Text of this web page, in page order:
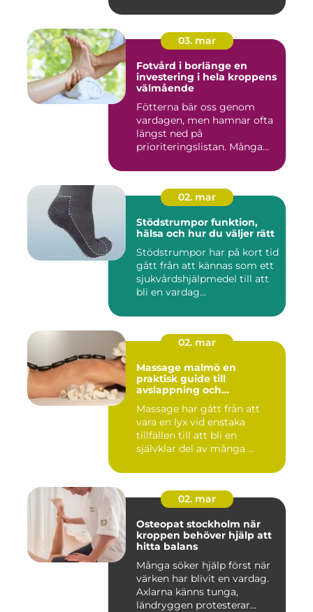
03. mar
Fotvård i borlänge en
investering i hela kroppens
välmående
Fötterna bär oss genom
vardagen, men hamnar ofta
längst ned på
prioriteringslistan. Många
02. mar
Stödstrumpor funktion,
hälsa och hur du väljer rätt
Stödstrumpor har på kort tid
gått från att kännas som ett
sjukvårdshjälpmedel till att
bli en vardag...
02. mar
Massage malmö en
praktisk guide till
avslappning och
Massage har gått från att
vara en lyx vid enstaka
tillfällen till att bli en
självklar del av många ...
02. mar
Osteopat stockholm när
kroppen behöver hjälp att
hitta balans
Många söker hjälp först när
värken har blivit en vardag.
Axlarna känns tunga,
ländryggen protesterar...